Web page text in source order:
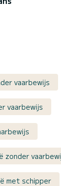
vaarbewijs
vaarbewijs
zonder
met schipper